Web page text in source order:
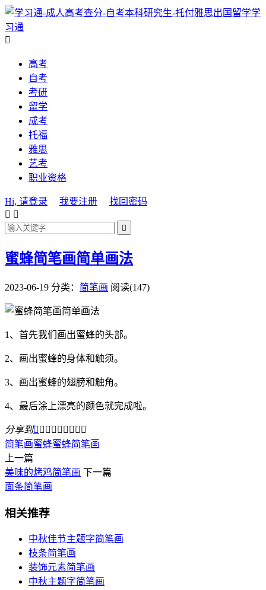
学
习通

高考
自考
考研
留学
成考
托福
雅思
艺考
职业资格
Hi, 请登录 我要注册
找回密码
 

蜜蜂简笔画简单画法
2023-06-19 分类： 简笔画 阅读(147)
1、首先我们画出蜜蜂的头部。
2、画出蜜蜂的身体和触须。
3、画出蜜蜂的翅膀和触角。
4、最后涂上漂亮的颜色就完成啦。
分享到        
简笔画蜜蜂蜜蜂简笔画
上一篇
美味的烤鸡简笔画 下一篇
面条简笔画
相关推荐
中秋佳节主题字简笔画
枝条简笔画
装饰元素简笔画
中秋主题字简笔画